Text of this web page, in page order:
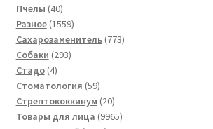
Пчелы 4040
товаров
Разное 15591559
товаров
Сахарозаменитель 773773
Собаки 293293
Стадо 44
товара
Стоматология 5959
товаров
Стрептококкинум 2020
товаров
Товары для лица 99659965